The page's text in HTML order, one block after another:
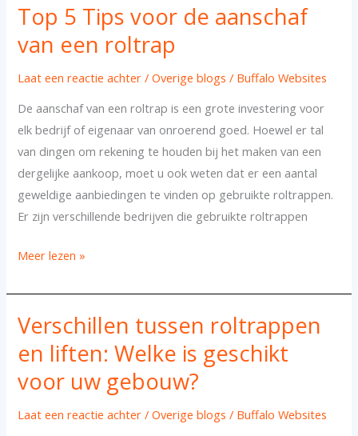
Top 5 Tips voor de aanschaf
van een roltrap
Laat een reactie achter /Overige blogs / Buffalo Websites
De aanschaf van een roltrap is een grote investering voor
elk bedrijf of eigenaar van onroerend goed. Hoewel er tal
van dingen om rekening te houden bij het maken van een
dergelijke aankoop, moet u ook weten dat er een aantal
geweldige aanbiedingen te vinden op gebruikte roltrappen.
Er zijn verschillende bedrijven die gebruikte roltrappen
Top
Tips
voor
roltrap
Meer lezen »
Verschillen tussen roltrappen
en liften: Welke is geschikt
voor uw gebouw?
Laat een reactie achter /Overige blogs / Buffalo Websites
Verschillen
tussen
roltrappen
en
liften: